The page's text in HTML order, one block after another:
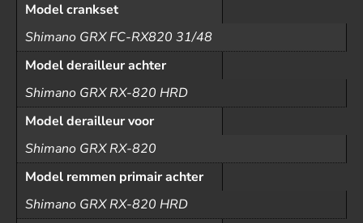
Model crankset
Shimano GRX FC-RX820 31/48
Model derailleur achter
Shimano GRX RX-820 HRD
Model derailleur voor
Shimano GRX RX-820
Model remmen primair achter
Shimano GRX RX-820 HRD